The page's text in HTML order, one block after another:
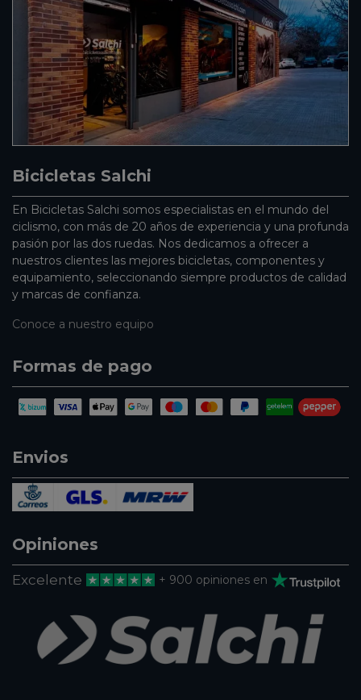
Bicicletas Salchi
En Bicicletas Salchi somos especialistas en el mundo del
ciclismo, con más de 20 años de experiencia y una profunda
pasión por las dos ruedas. Nos dedicamos a ofrecer a
nuestros clientes las mejores bicicletas, componentes y
equipamiento, seleccionando siempre productos de calidad
y marcas de confianza.
Conoce a nuestro equipo
Formas de pago
Envios
Opiniones
Excelente + 900 opiniones en